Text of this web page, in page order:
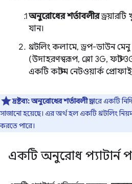
অনুরোধের শর্তাবলীরড্রয়ারটি
যান।
থ্রটলিং কলামে, ড্রপ-ডাউন
(উদাহরণস্বরূপ, স্লো 3G, ফাস্ট
একটি কাস্টম নেটওয়ার্ক
দ্রষ্টব্য:অনুরোধের শর্তাবলীড্রয়ারে একটি
সাজানো হয়েছে। এর অর্থ হল একটি থ্রটলিং
করতে পারে।
একটি অনুরোধ প্যাটার্ন